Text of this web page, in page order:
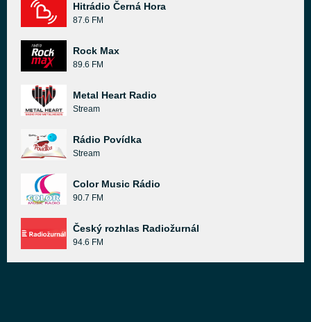
Hitrádio Černá Hora
87.6 FM
Rock Max
89.6 FM
Metal Heart Radio
Stream
Rádio Povídka
Stream
Color Music Rádio
90.7 FM
Český rozhlas Radiožurnál
94.6 FM